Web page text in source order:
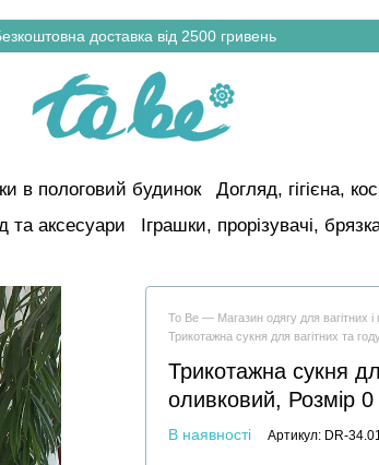
доставка від 2500 гривень
в пологовий будинок
Догляд, гігієна,
та аксесуари Іграшки, прорізувачі,
To Be — Магазин одягу для вагітних
Трикотажна сукня для вагітних та
Трикотажна сукня
оливковий, Розмір 0
В наявності Артикул: DR-